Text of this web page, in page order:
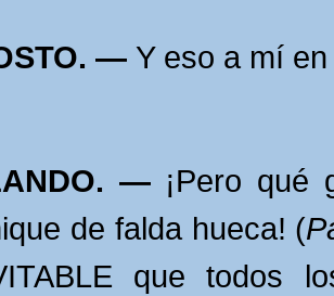
— Y eso a mí
— ¡Pero qué
de falda hueca! (
que todos